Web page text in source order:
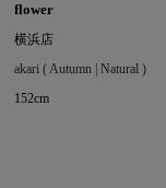
flower
横浜店
akari ( Autumn | Natural )
152cm